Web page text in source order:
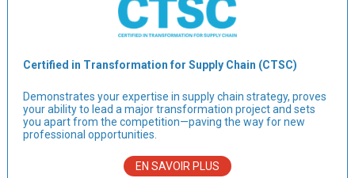
Certified in Transformation for Supply Chain (CTSC)
Demonstrates your expertise in supply chain strategy, proves
your ability to lead a major transformation project and sets
you apart from the competition—paving the way for new
professional opportunities.
EN SAVOIR PLUS